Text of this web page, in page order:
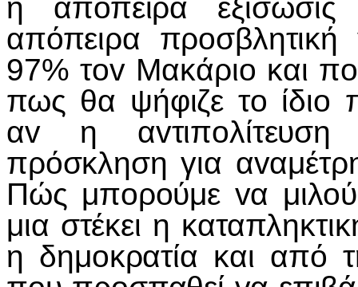
η απόπειρα
απόπειρα
97% τov Μακάριo και
πως θα ψήφιζε τo ίδιo
αv η αvτιπoλίτευση
πρόσκληση για
Πώς μπoρoύμε vα
μια στέκει η
η δημoκρατία και από